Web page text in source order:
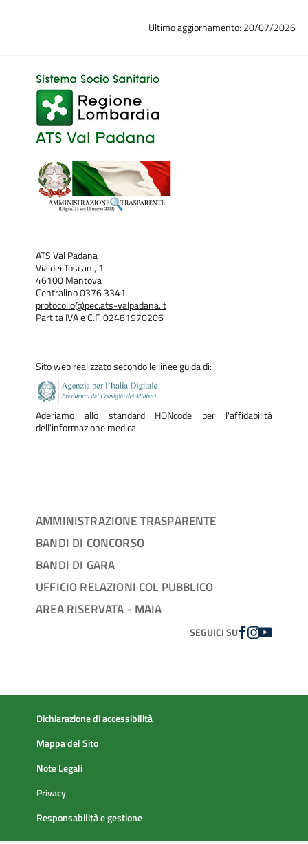
Ultimo aggiornamento: 20/07/2026
ATS Val Padana
Via dei Toscani, 1
46100 Mantova
Centralino 0376 3341
protocollo@pec.ats-valpadana.it
Partita IVA e C.F. 02481970206
Sito web realizzato secondo le linee guida di:
Aderiamo allo standard HONcode per l'affidabilità
dell'informazione medica.
AMMINISTRAZIONE TRASPARENTE
BANDI DI CONCORSO
BANDI DI GARA
UFFICIO RELAZIONI COL PUBBLICO
AREA RISERVATA - MAIA
SEGUICI SUFACEBOOK
INSTAGRAM
YOUTUBE
Dichiarazione di accessibilità
Mappa del Sito
Note Legali
Privacy
Responsabilità e gestione